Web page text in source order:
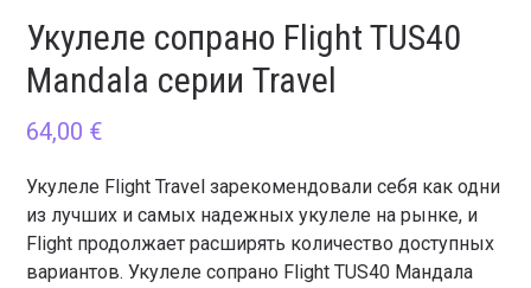
Укулеле сопрано Flight TUS40
Mandala серии Travel
64,00 €
Укулеле Flight Travel зарекомендовали себя как одни
из лучших и самых надежных укулеле на рынке, и
Flight продолжает расширять количество доступных
вариантов. Укулеле сопрано Flight TUS40 Мандала